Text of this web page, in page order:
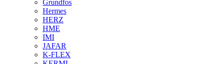
Grundfos
Hermes
HERZ
HME
IMI
JAFAR
K-FLEX